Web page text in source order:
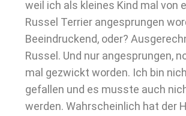
weil ich als kleines Kind mal von
Russel Terrier angesprungen
Beeindruckend, oder?
Russel. Und nur angesprungen,
mal gezwickt worden. Ich bin
gefallen und es musste auch
werden. Wahrscheinlich hat der